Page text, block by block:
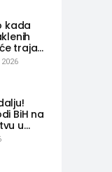
kada
trajati
BiH na
u